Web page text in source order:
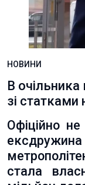
НОВИНИ
В
зі статками
Офіційно
стала